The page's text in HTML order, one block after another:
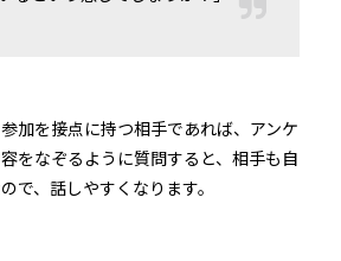
加を接点に持つ相手であれば、アンケ
をなぞるように質問すると、相手も自
で、話しやすくなります。